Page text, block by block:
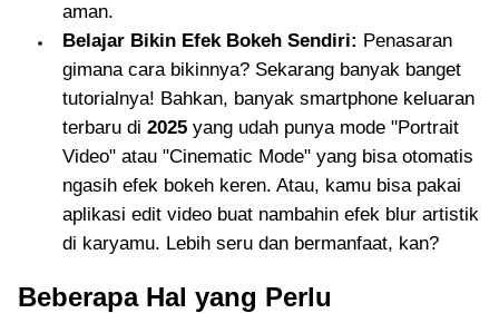
aman.
Belajar Bikin Efek Bokeh Sendiri: Penasaran
gimana cara bikinnya? Sekarang banyak banget
tutorialnya! Bahkan, banyak smartphone keluaran
terbaru di 2025 yang udah punya mode "Portrait
Video" atau "Cinematic Mode" yang bisa otomatis
ngasih efek bokeh keren. Atau, kamu bisa pakai
aplikasi edit video buat nambahin efek blur artistik
di karyamu. Lebih seru dan bermanfaat, kan?
Beberapa Hal yang Perlu